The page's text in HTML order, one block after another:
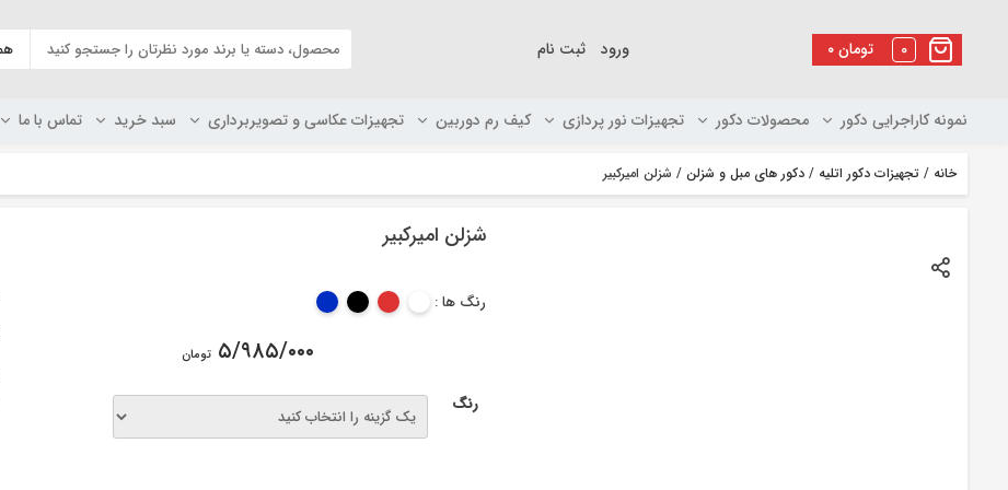
۰تومان 0 ورود ثبت نام
نمونه کاراجرایی دکور محصولات دکور تجهیزات نور پردازی کیف رم دوربین تجهیزات عکاسی و تصویربرداری سبد خرید تماس با ما
خانه / تجهیزات دکور اتلیه / دکور های مبل و شزلن / شزلن امیرکبیر
شزلن امیرکبیر
رنگ ها :
۵/۹۸۵/۰۰۰ تومان
رنگ